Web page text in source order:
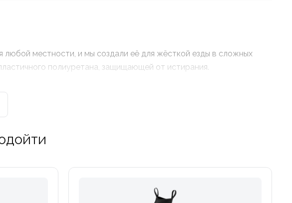
любой местности, и мы создали её для жёсткой езды в сложных
полиуретана, защищающей от истирания.